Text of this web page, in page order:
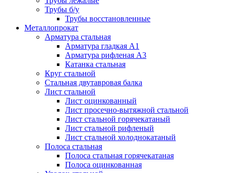
Трубы б/у
Трубы восстановленные
Металлопрокат
Арматура стальная
Арматура гладкая А1
Арматура рифленая А3
Катанка стальная
Круг стальной
Стальная двутавровая балка
Лист стальной
Лист оцинкованный
Лист просечно-вытяжной стальной
Лист стальной горячекатаный
Лист стальной рифленый
Лист стальной холоднокатаный
Полоса стальная
Полоса стальная горячекатаная
Полоса оцинкованная